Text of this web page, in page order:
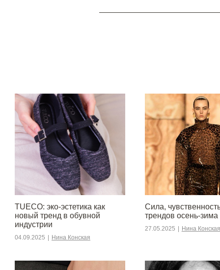
TUECO: эко-эстетика как
новый тренд в обувной
индустрии
04.09.2025 Нина Конская
Сила,
трендов осень-
27.05.2025 Нина Конская